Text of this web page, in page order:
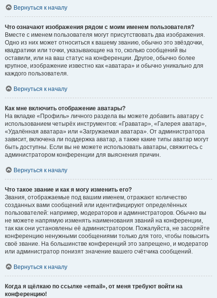
Вернуться к началу
Что означают изображения рядом с моим именем пользователя?
Вместе с именем пользователя могут присутствовать два изображения.
Одно из них может относиться к вашему званию, обычно это звёздочки,
квадратики или точки, указывающие на то, сколько сообщений вы
оставили, или на ваш статус на конференции. Другое, обычно более
крупное, изображение известно как «аватара» и обычно уникально для
каждого пользователя.
Вернуться к началу
Как мне включить отображение аватары?
На вкладке «Профиль» личного раздела вы можете добавить аватару с
использованием четырёх инструментов: «Граватар», «Галерея аватар»,
«Удалённая аватара» или «Загружаемая аватара». От администратора
зависит, включена ли поддержка аватар, а также какие типы аватар могут
быть доступны. Если вы не можете использовать аватары, свяжитесь с
администратором конференции для выяснения причин.
Вернуться к началу
Что такое звание и как я могу изменить его?
Звания, отображаемые под вашим именем, отражают количество
созданных вами сообщений или идентифицируют определённых
пользователей: например, модераторов и администраторов. Обычно вы
не можете напрямую изменять наименования званий на конференции,
так как они установлены её администратором. Пожалуйста, не засоряйте
конференцию ненужными сообщениями только для того, чтобы повысить
своё звание. На большинстве конференций это запрещено, и модератор
или администратор понизят значение вашего счётчика сообщений.
Вернуться к началу
Когда я щёлкаю по ссылке «email», от меня требуют войти на
конференцию!